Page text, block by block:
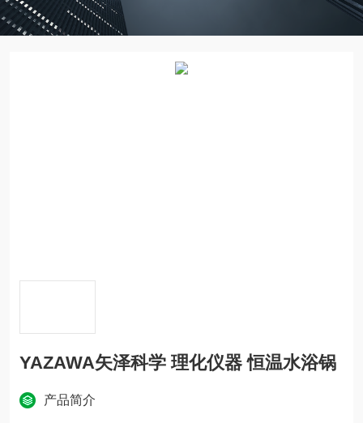
YAZAWA矢泽科学 理化仪器 恒温水浴锅
产品简介